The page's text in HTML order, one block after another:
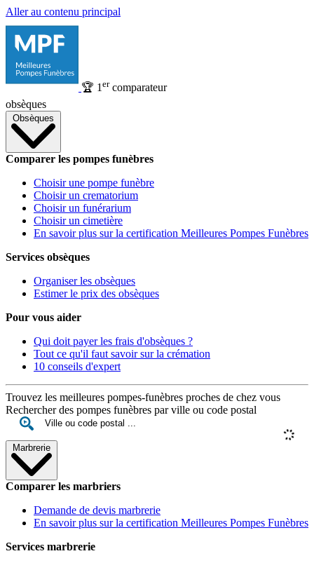
Aller au contenu principal
🏆 1 ercomparateur
obsèques
Obsèques
Comparer les pompes funèbres
Choisir une pompe funèbre
Choisir un crematorium
Choisir un funérarium
Choisir un cimetière
En savoir plus sur la certification Meilleures Pompes Funèbres
Services obsèques
Organiser les obsèques
Estimer le prix des obsèques
Pour vous aider
Qui doit payer les frais d'obsèques ?
Tout ce qu'il faut savoir sur la crémation
10 conseils d'expert
Trouvez les meilleures pompes-funèbres proches de chez vous
Rechercher des pompes funèbres par ville ou code postal
Marbrerie
Comparer les marbriers
Demande de devis marbrerie
En savoir plus sur la certification Meilleures Pompes Funèbres
Services marbrerie